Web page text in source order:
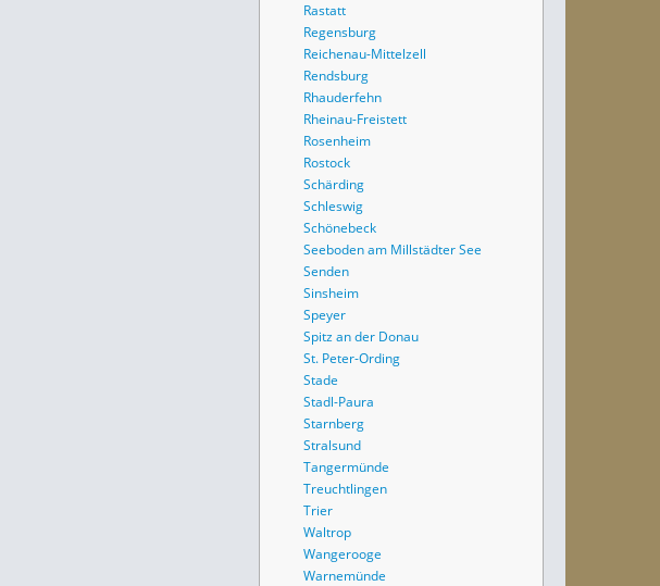
Rastatt
Regensburg
Reichenau-Mittelzell
Rendsburg
Rhauderfehn
Rheinau-Freistett
Rosenheim
Rostock
Schärding
Schleswig
Schönebeck
Seeboden am Millstädter See
Senden
Sinsheim
Speyer
Spitz an der Donau
St. Peter-Ording
Stade
Stadl-Paura
Starnberg
Stralsund
Tangermünde
Treuchtlingen
Trier
Waltrop
Wangerooge
Warnemünde